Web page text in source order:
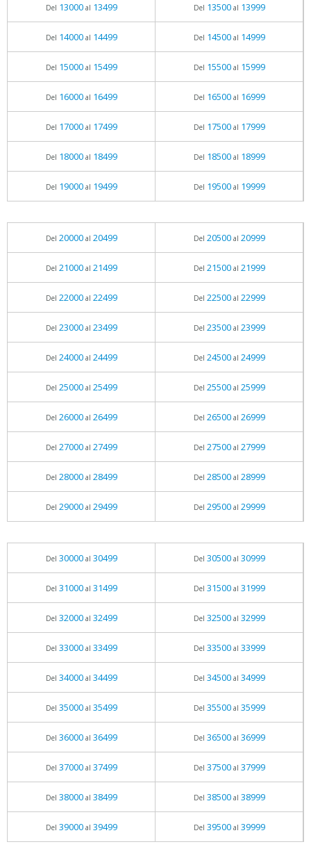
Del 13000al 13499 Del 13500al 13999
Del 14000al 14499 Del 14500al 14999
Del 15000al 15499 Del 15500al 15999
Del 16000al 16499 Del 16500al 16999
Del 17000al 17499 Del 17500al 17999
Del 18000al 18499 Del 18500al 18999
Del 19000al 19499 Del 19500al 19999
Del 20000al 20499 Del 20500al 20999
Del 21000al 21499 Del 21500al 21999
Del 22000al 22499 Del 22500al 22999
Del 23000al 23499 Del 23500al 23999
Del 24000al 24499 Del 24500al 24999
Del 25000al 25499 Del 25500al 25999
Del 26000al 26499 Del 26500al 26999
Del 27000al 27499 Del 27500al 27999
Del 28000al 28499 Del 28500al 28999
Del 29000al 29499 Del 29500al 29999
Del 30000al 30499 Del 30500al 30999
Del 31000al 31499 Del 31500al 31999
Del 32000al 32499 Del 32500al 32999
Del 33000al 33499 Del 33500al 33999
Del 34000al 34499 Del 34500al 34999
Del 35000al 35499 Del 35500al 35999
Del 36000al 36499 Del 36500al 36999
Del 37000al 37499 Del 37500al 37999
Del 38000al 38499 Del 38500al 38999
Del 39000al 39499 Del 39500al 39999